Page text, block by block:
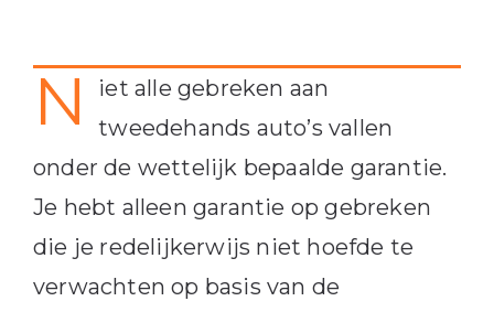
N
iet alle gebreken aan
tweedehands auto’s vallen
onder de wettelijk bepaalde garantie.
Je hebt alleen garantie op gebreken
die je redelijkerwijs niet hoefde te
verwachten op basis van de